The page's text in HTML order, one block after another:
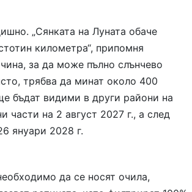
„Сянката на Луната обаче
километра“, припомня
за да може пълно слънчево
трябва да минат около 400
бъдат видими в други райони на
части на 2 август 2027 г., а след
януари 2028 г.
да се носят очила,